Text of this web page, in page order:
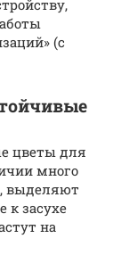
(с
цветы для
много
выделяют
к засухе
на